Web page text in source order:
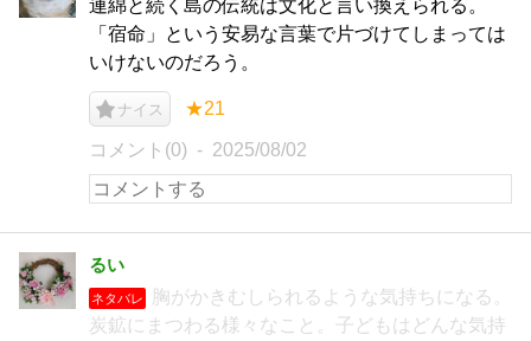
連綿と続く島の伝統は文化と言い換えられる。
「宿命」という安易な言葉で片づけてしまっては
いけないのだろう。
ナイス ★21
コメント(0) 2025/08/02
るい
ネタバレ
胸がかきむしられるような気持ちになる。
炭鉱にまつわる様々なこと。子どもはどんな気持